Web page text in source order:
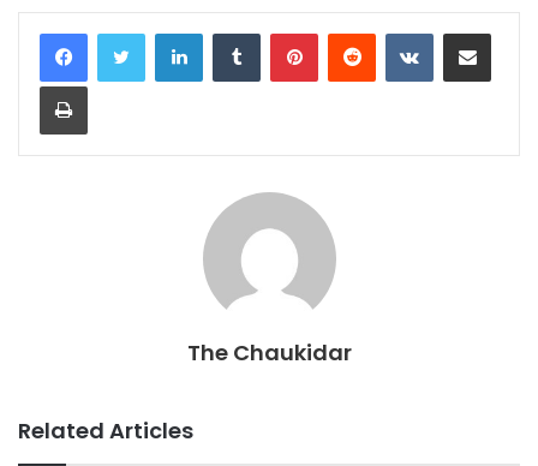
c
e
b
o
ai
l
at
s
ar
The Chaukidar
Related Articles